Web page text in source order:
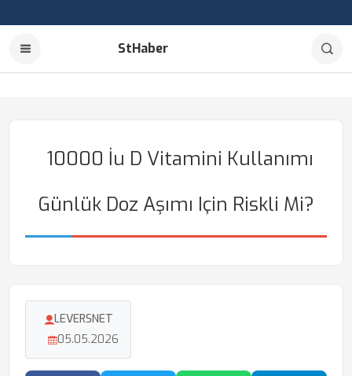
StHaber
10000 İu D Vitamini Kullanımı
Günlük Doz Aşımı Için Riskli Mi?
LEVERSNET
05.05.2026